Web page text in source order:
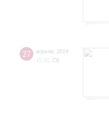
27 апреля 2019
15:00 Сб